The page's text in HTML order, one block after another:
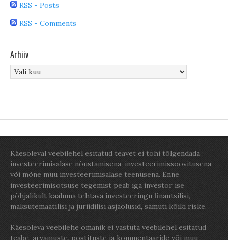
RSS - Posts
RSS - Comments
Arhiiv
Arhiiv
Käesoleval veebilehel esitatud teavet ei tohi tõlgendada
investeerimisalase nõustamisena, investeerimissoovitusena
või mõne muu investeerimisalase teenusena. Enne
investeerimisotsuse tegemist peab iga investor ise
põhjalikult kaaluma tehtava investeeringu finantsilisi,
maksutemaatilisi ja juriidilisi asjaolusid, samuti kõiki riske.
Käesoleva veebilehe omanik ei vastuta veebilehel esitatud
teabe, arvamuste, postituste ja kommentaaride või muu